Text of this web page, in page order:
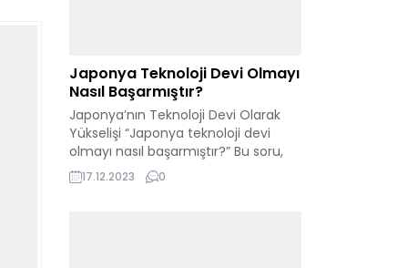
Japonya Teknoloji Devi Olmayı
Nasıl Başarmıştır?
Japonya’nın Teknoloji Devi Olarak
Yükselişi “Japonya teknoloji devi
olmayı nasıl başarmıştır?” Bu soru,
Japonya’nın dünya teknoloji
sahnesindeki etkileyici konumunu
17.12.2023 0